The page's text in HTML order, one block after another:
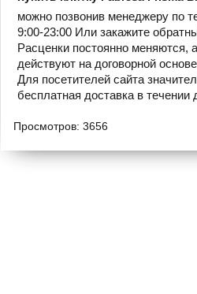
можно позвонив менеджеру по
9:00-23:00 Или закажите
Расценки постоянно меняются,
действуют на договорной
Для посетителей сайта
бесплатная доставка в течении
Просмотров: 3656